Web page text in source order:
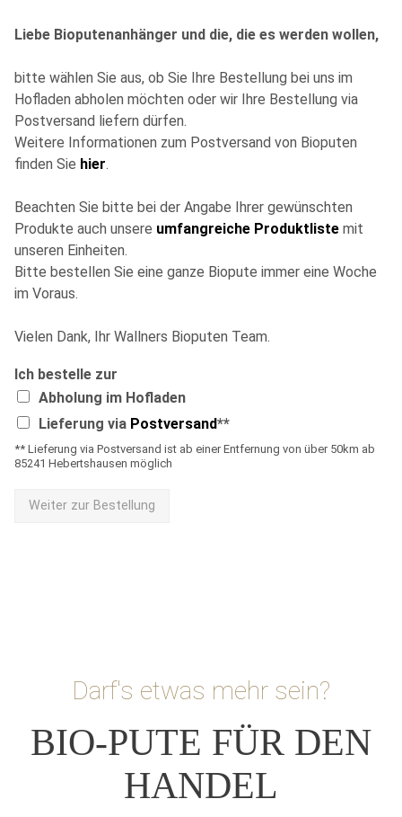
Liebe Bioputenanhänger und die, die es werden wollen,
bitte wählen Sie aus, ob Sie Ihre Bestellung bei uns im
Hofladen abholen möchten oder wir Ihre Bestellung via
Postversand liefern dürfen.
Weitere Informationen zum Postversand von Bioputen
finden Sie hier.
Beachten Sie bitte bei der Angabe Ihrer gewünschten
Produkte auch unsere umfangreiche Produktliste mit
unseren Einheiten.
Bitte bestellen Sie eine ganze Biopute immer eine Woche
im Voraus.
Vielen Dank, Ihr Wallners Bioputen Team.
Ich bestelle zur
Abholung im Hofladen
Lieferung via Postversand**
** Lieferung via Postversand ist ab einer Entfernung von über 50km ab
85241 Hebertshausen möglich
Weiter zur Bestellung
Darf's etwas mehr sein?
BIO-PUTE FÜR DEN
HANDEL